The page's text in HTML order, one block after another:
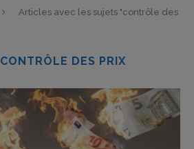
Articles avec les sujets "contrôle des
CONTRÔLE DES PRIX